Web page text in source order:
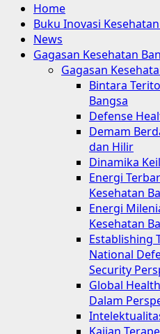
Home
Buku Inovasi
News
Gagasan Kesehatan
Gagasan
Bintara
Bangsa
Defense
Demam
dan Hilir
Dinamika
Energi
Kesehatan
Energi
Kesehatan
Establishing
National
Security
Global
Dalam